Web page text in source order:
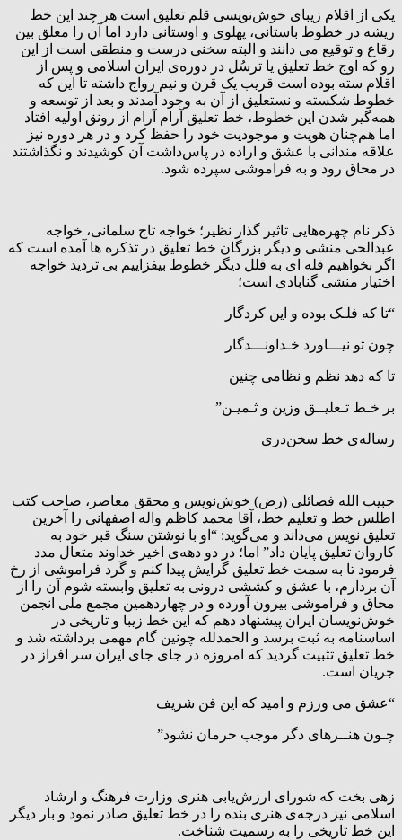
یکی از اقلام زیبای خوش‌نویسی قلم تعلیق است هر چند این خط
ریشه در خطوط باستانی، پهلوی و اوستانی دارد اما آن را معلق بین
رقاع و توقیع می دانند و البته سخنی درست و منطقی است از این
رو که اوج خط تعلیق یا ترسُل در دوره‌ی ایران اسلامی و پس از
اقلام سته بوده است قریب یک قرن و نیم رواج داشته تا این که
خطوط شکسته و نستعلیق از آن به وجود آمدند و بعد از توسعه و
همه‌گیر شدن این خطوط، خط تعلیق آرام آرام از رونق اولیه‌ افتاد
اما هم‌چنان هویت و موجودیت خود را حفظ کرد و در هر دوره نیز
علاقه مندانی با عشق و اراده در پاس‌داشت آن کوشیدند و نگذاشتند
در محاق رود و به فراموشی سپرده شود.
ذکر نام چهره‌هایی تاثیر گذار نظیر؛ خواجه تاج سلمانی، خواجه
عبدالحی منشی و دیگر بزرگان خط تعلیق در تذکره ها آمده است که
اگر بخواهیم قله ای به قلل دیگر خطوط بیفزاییم بی تردید خواجه
اختیار منشی گنابادی است؛
“تا که فلـک بوده و این کردگار
چون تو نیـــاورد خـداونـــدگار
تا که دهد نظم و نظامی چنین
بر خـط تـعلیــق وزین و ثـمیـن”
رساله‌ی خط سخن‌دری
حبیب الله فضائلی (رض) خوش‌نویس و محقق معاصر، صاحب کتب
اطلس خط و تعلیم خط، آقا محمد کاظم واله اصفهانی را آخرین
تعلیق نویس می‌داند و می‌گوید: “او با نوشتن سنگ قبر خود به
کاروان تعلیق پایان داد” اما؛ در دو دهه‌ی اخیر خداوند متعال مدد
فرمود تا به سمت خط تعلیق گرایش پیدا کنم و گَرد فراموشی از رخ
آن بردارم، با عشق و کششی درونی به تعلیق وابسته شوم آن را از
محاق و فراموشی بیرون آورده و در چهاردهمین مجمع ملی انجمن
خوش‌نویسان ایران پیشنهاد دهم که این خط زیبا و تاریخی در
اساسنامه به ثبت برسد و الحمدلله چونین گام مهمی برداشته شد و
خط تعلیق تثبیت گردید که امروزه در جای جای ایران سر افراز در
جریان است.
“عشق می ورزم و امید که این فن شریف
چـون هنــرهای دگر موجب حرمان نشود”
زهی بخت که شورای ارزش‌یابی هنری وزارت فرهنگ و ارشاد
اسلامی نیز درجه‌ی هنری بنده را در خط تعلیق صادر نمود و بار دیگر
این خط تاریخی را به رسمیت شناخت.